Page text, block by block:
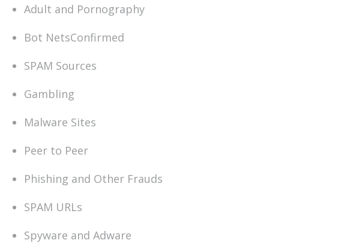
Adult and Pornography
Bot NetsConfirmed
SPAM Sources
Gambling
Malware Sites
Peer to Peer
Phishing and Other Frauds
SPAM URLs
Spyware and Adware